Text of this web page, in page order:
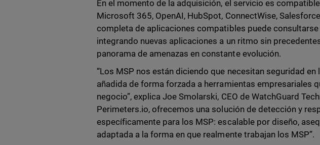
En el momento de la adquisición, el servicio es
Microsoft 365, OpenAI, HubSpot, ConnectWise,
completa de aplicaciones compatibles puede consultarse
integrando nuevas aplicaciones a un ritmo sin
panorama de amenazas en constante evolución.
“Los MSP nos están diciendo que necesitan seguridad en
añadida de forma forzada a herramientas empresariales
negocio”, explica Joe Smolarski, CEO de WatchGuard
Perimeters.io, ofrecemos una solución de detección y
específicamente para los MSP: escalable por diseño,
adaptada a la forma en que realmente trabajan los MSP”.